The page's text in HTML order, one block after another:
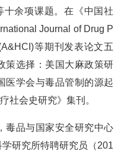
十余项课题。在《中国社
Journal of Drug P
等期刊发表论文五
策选择：美国大麻政策研
医学会与毒品管制的源起
社会史研究》集刊。
毒品与国家安全研究中心
研究所特聘研究员（201